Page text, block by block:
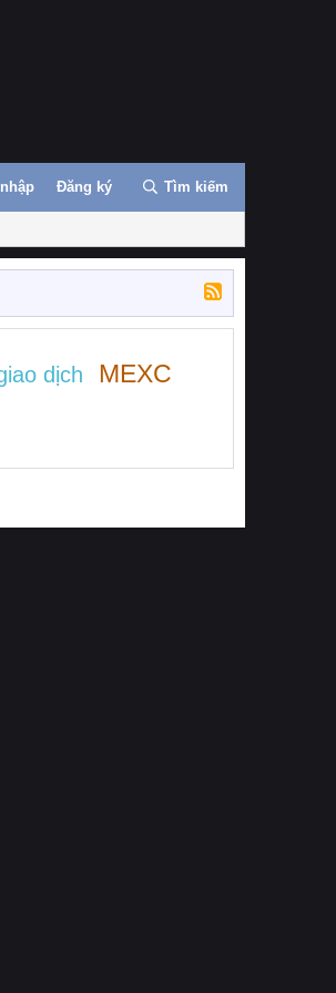
Đăng ký Tìm kiếm
dịch MEXC